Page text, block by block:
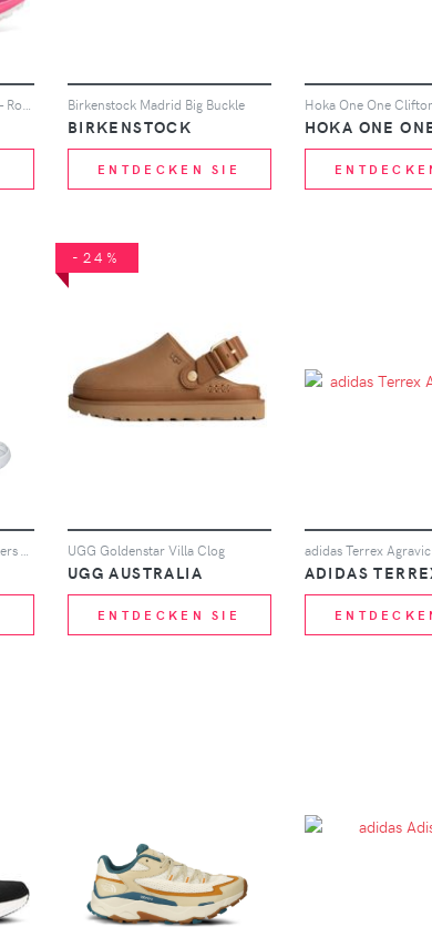
Birkenstock Madrid Big Buckle
BIRKENSTOCK
ENTDECKEN SIE
Hoka One One
HOKA ONE
-24%
UGG Goldenstar Villa Clog
UGG AUSTRALIA
ENTDECKEN SIE
adidas Terrex Agravic
ADIDAS